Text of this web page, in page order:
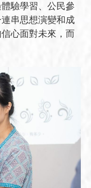
驗學習、公民參
串思想演變和成
心面對未來，而